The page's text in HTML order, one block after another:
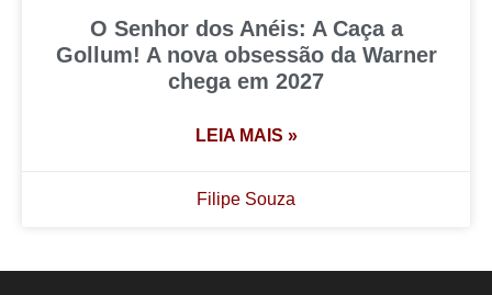
O Senhor dos Anéis: A Caça a
Gollum! A nova obsessão da Warner
chega em 2027
LEIA MAIS »
Filipe Souza